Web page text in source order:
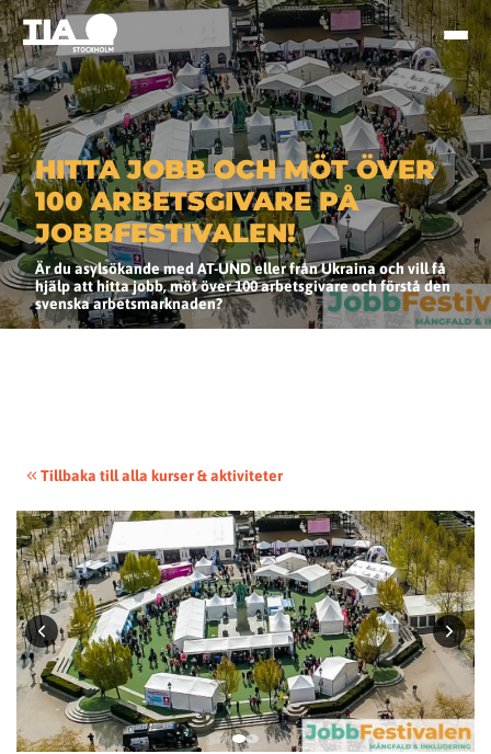
HITTA JOBB OCH MÖT ÖVER
100 ARBETSGIVARE PÅ
JOBBFESTIVALEN!
Är du asylsökande med AT-UND eller från Ukraina och vill få
hjälp att hitta jobb, möt över 100 arbetsgivare och förstå den
svenska arbetsmarknaden?
Tillbaka till alla kurser & aktiviteter